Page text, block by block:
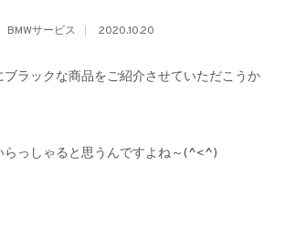
BMWサービス 2020.10.20
ブラックな商品をご紹介させていただこうか
らっしゃると思うんですよね～(^<^)